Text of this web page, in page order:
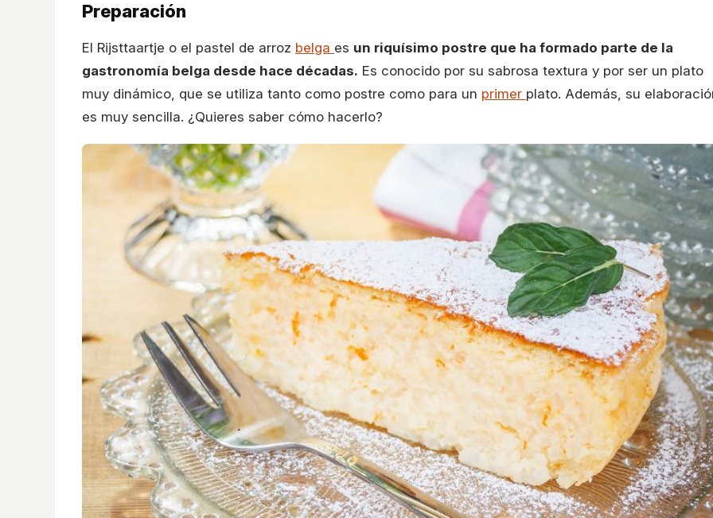
Preparación
El Rijsttaartje o el pastel de arroz belga es un riquísimo postre que ha formado parte de la
gastronomía belga desde hace décadas. Es conocido por su sabrosa textura y por ser un plato
muy dinámico, que se utiliza tanto como postre como para un primer plato. Además, su
es muy sencilla. ¿Quieres saber cómo hacerlo?